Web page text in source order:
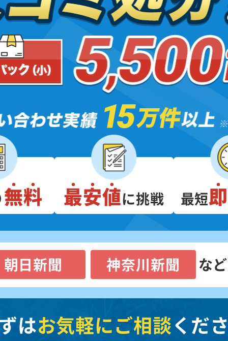
無料 最安値に挑戦 最短
朝日新聞 神奈川新聞 な
はお気軽にご相談くだ